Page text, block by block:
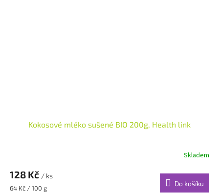
Kokosové mléko sušené BIO 200g, Health link
Skladem
128 Kč / ks
Měrná
64 Kč / 100 g
Do košíku